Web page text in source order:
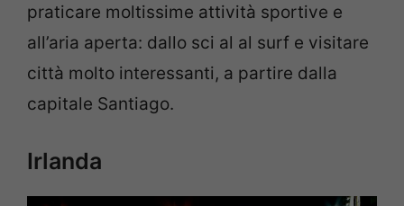
praticare moltissime attività sportive e
all’aria aperta: dallo sci al al surf e visitare
città molto interessanti, a partire dalla
capitale Santiago.
Irlanda